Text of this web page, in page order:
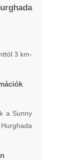
3 km-
a Sunny